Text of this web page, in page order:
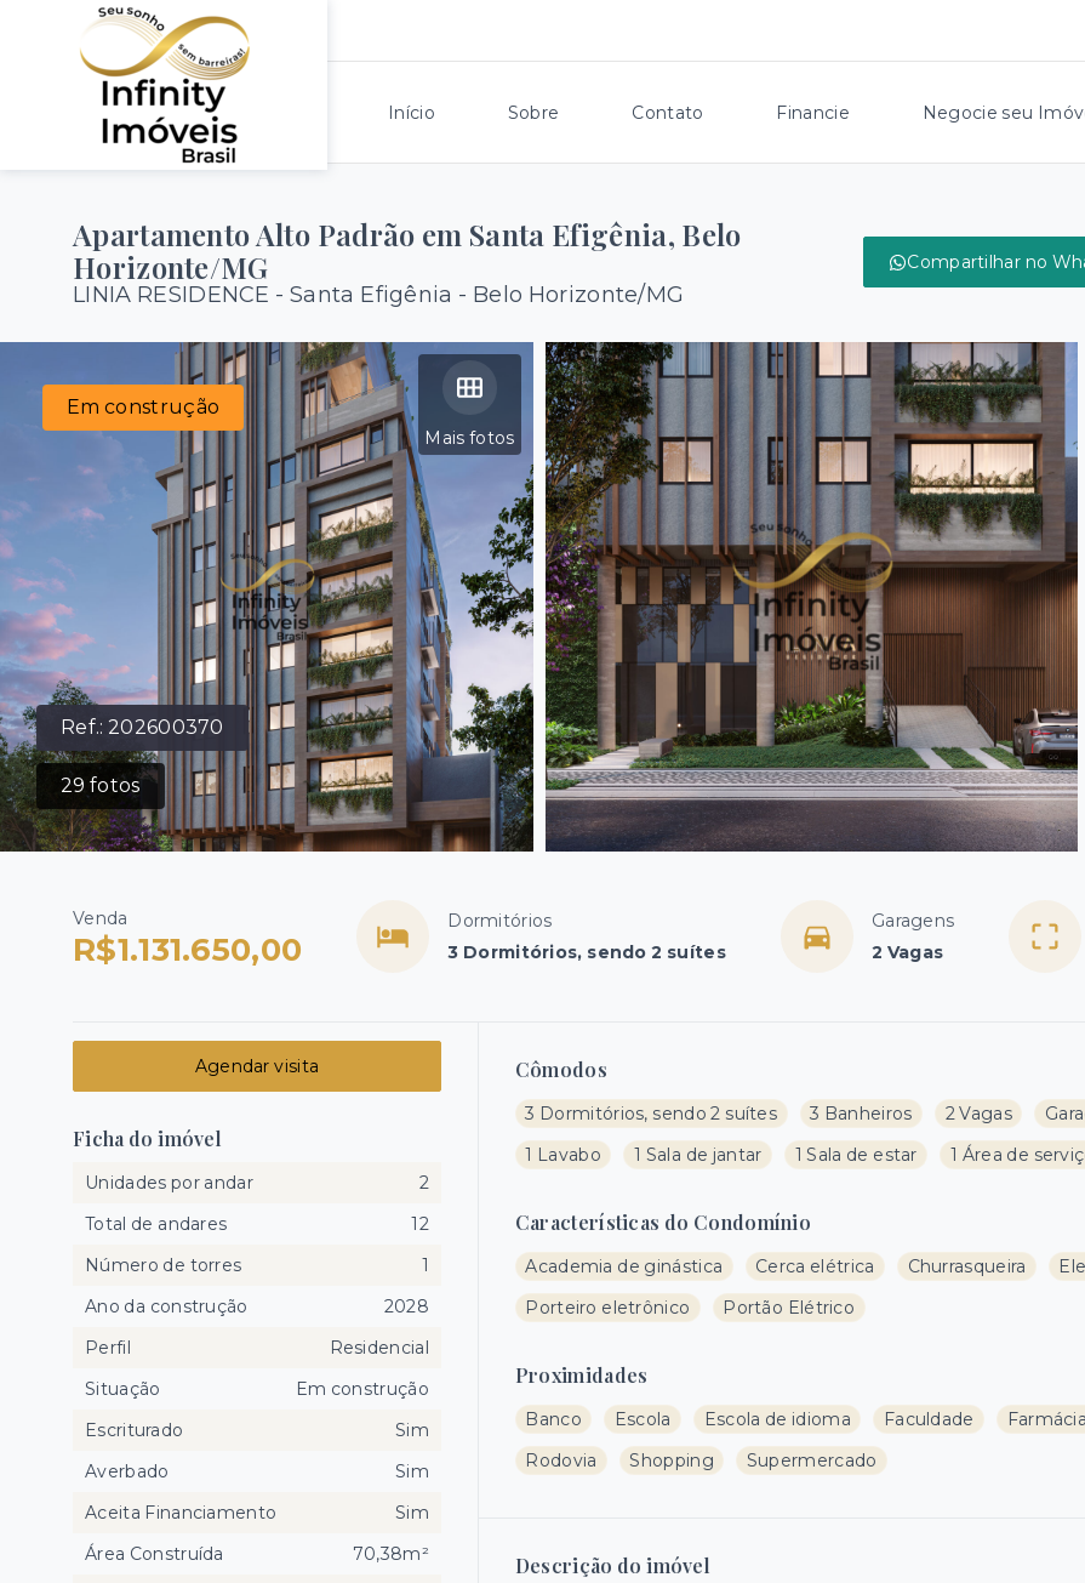
Início Sobre Contato Financie Negocie seu
Apartamento Alto Padrão em Santa Efigênia, Belo
Horizonte/MG
LINIA RESIDENCE -Santa Efigênia - Belo Horizonte/MG
Compartilhar no
Ref.:202600370
29 fotos
Mais fotos
Em construção
Venda
R$1.131.650,00
Dormitórios
3 Dormitórios, sendo 2 suítes
Garagens
2 Vagas
Cômodos
3 Dormitórios, sendo 2 suítes 3 Banheiros 2 Vagas
1 Lavabo
1 Sala de jantar 1 Sala de estar 1 Área de
Características do Condomínio
Academia de ginástica Cerca elétrica Churrasqueira
Porteiro eletrônico
Portão Elétrico
Proximidades
Banco Escola Escola de idioma Faculdade Farmácia
Rodovia
Shopping Supermercado
Descrição do imóvel
Agendar visita
Ficha do imóvel
Unidades por andar
2
Total de andares
12
Número de torres
1
Ano da construção
2028
Perfil
Residencial
Situação
Em construção
Escriturado
Sim
Averbado
Sim
Aceita Financiamento
Sim
Área Construída
70,38m²